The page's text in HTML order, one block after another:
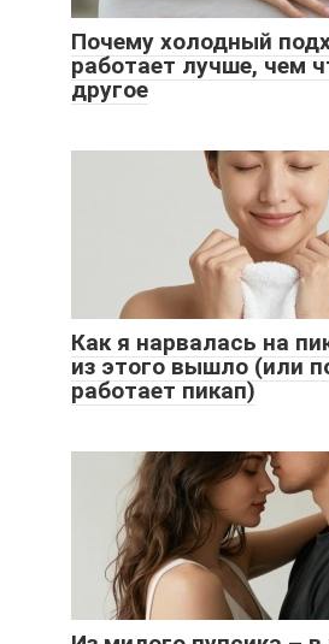
Почему холодный
работает лучше, чем
другое
Как я нарвалась на
из этого вышло (или
работает пикап)